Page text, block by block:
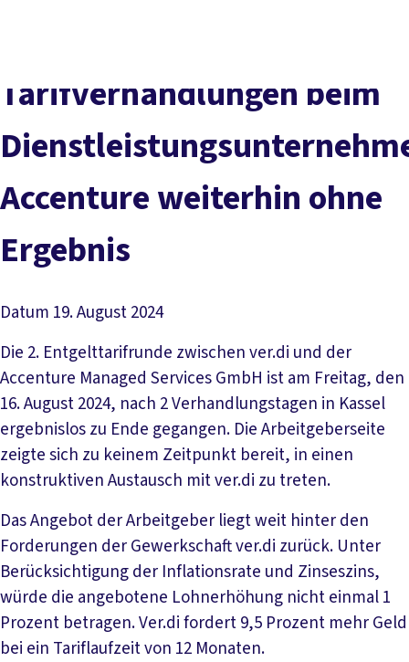
Service
Mitmachen Politik
Tarifverhandlungen beim
Accenture weiterhin ohne
Ergebnis
Datum 19. August 2024
Die 2. Entgelttarifrunde zwischen ver.di und der
Accenture Managed Services GmbH ist am Freitag, den
16. August 2024, nach 2 Verhandlungstagen in Kassel
ergebnislos zu Ende gegangen. Die Arbeitgeberseite
zeigte sich zu keinem Zeitpunkt bereit, in einen
konstruktiven Austausch mit ver.di zu treten.
Das Angebot der Arbeitgeber liegt weit hinter den
Forderungen der Gewerkschaft ver.di zurück. Unter
Berücksichtigung der Inflationsrate und Zinseszins,
würde die angebotene Lohnerhöhung nicht einmal 1
Prozent betragen. Ver.di fordert 9,5 Prozent mehr Geld
bei ein Tariflaufzeit von 12 Monaten.